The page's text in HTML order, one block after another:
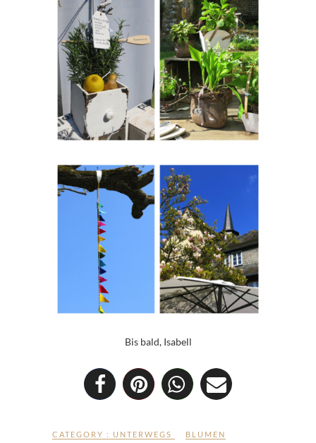
Bis bald, Isabell
CATEGORY : UNTERWEGS BLUMEN